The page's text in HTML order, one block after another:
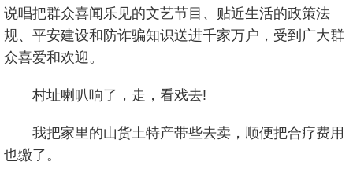
说唱把群众喜闻乐见的文艺节目、贴近生活的政策法
规、平安建设和防诈骗知识送进千家万户，受到广大群
众喜爱和欢迎。
村址喇叭响了，走，看戏去!
我把家里的山货土特产带些去卖，顺便把合疗费用
也缴了。